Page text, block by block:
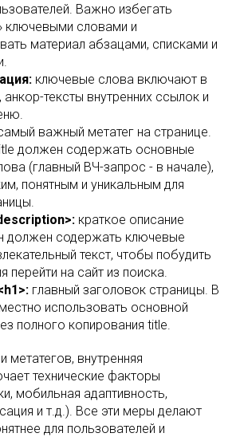
Важно избегать
ключевыми словами и
материал абзацами, списками и
ключевые слова включают в
анкор-тексты внутренних ссылок и
важный метатег на странице.
должен содержать основные
(главный ВЧ-запрос - в начале),
понятным и уникальным для
краткое описание
должен содержать ключевые
текст, чтобы побудить
перейти на сайт из поиска.
главный заголовок страницы. В
использовать основной
полного копирования title.
метатегов, внутренняя
технические факторы
мобильная адаптивность,
и т.д.). Все эти меры делают
для пользователей и